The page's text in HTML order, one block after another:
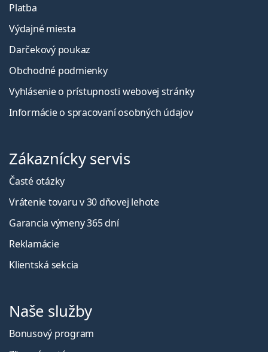
Platba
Výdajné miesta
Darčekový poukaz
Obchodné podmienky
Vyhlásenie o prístupnosti webovej stránky
Informácie o spracovaní osobných údajov
Zákaznícky servis
Časté otázky
Vrátenie tovaru v 30 dňovej lehote
Garancia výmeny 365 dní
Reklamácie
Klientská sekcia
Naše služby
Bonusový program